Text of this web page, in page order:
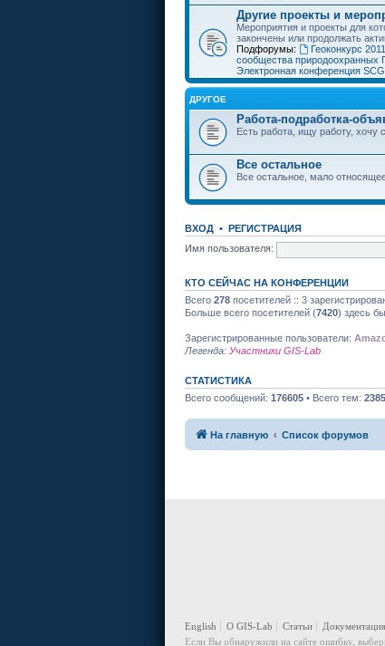
Другие проекты и
Мероприятия и проекты для
закончены или продолжать
Подфорумы:
Геоконкурс 2011
сообщества природоохранных
Электронная конференция
ДРУГОЕ
Работа-подработка-
Есть работа, ищу работу, хочу
Все остальное
Все остальное, мало
ВХОД • РЕГИСТРАЦИЯ
Имя пользователя:
КТО СЕЙЧАС НА КОНФЕРЕНЦИИ
Всего 278 посетителей :: 3
Больше всего посетителей (7420) здесь
Зарегистрированные пользователи:
Легенда: Участники GIS-Lab
СТАТИСТИКА
Всего сообщений: 176605 • Всего тем:
На главную Список форумов
English О GIS-Lab Статьи Документация
Если Вы обнаружили на сайте ошибку,